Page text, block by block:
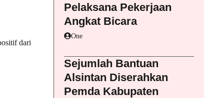
dari
Pelaksana Pekerjaan
Angkat Bicara
One
Sejumlah Bantuan
Alsintan Diserahkan
Pemda Kabupaten